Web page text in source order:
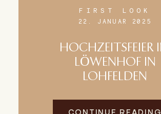
FIRST LOOK
22. JANUAR 2025
HOCHZEITSFEIER
LÖWENHOF IN
LOHFELDEN